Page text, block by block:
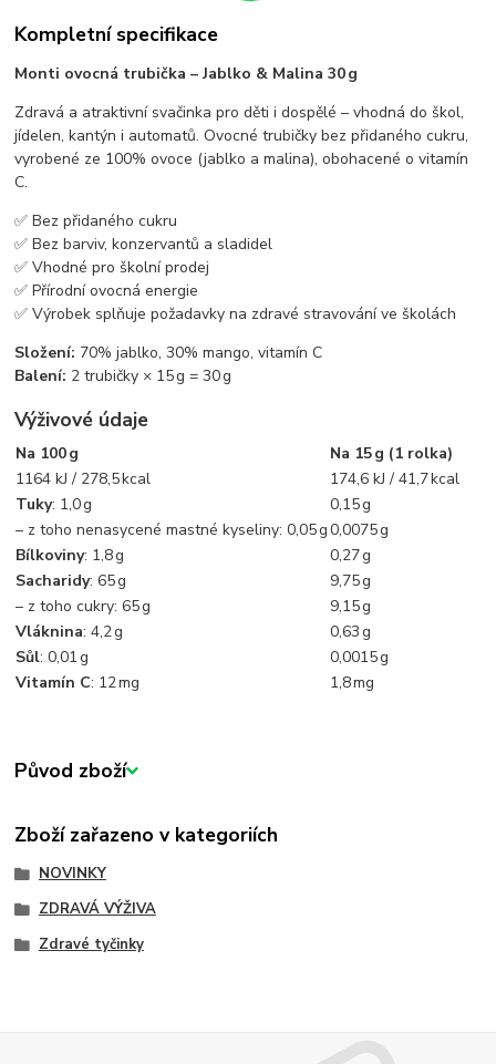
Kompletní specifikace
Monti ovocná trubička – Jablko & Malina 30 g
Zdravá a atraktivní svačinka pro děti i dospělé – vhodná do škol,
jídelen, kantýn i automatů. Ovocné trubičky bez přidaného cukru,
vyrobené ze 100% ovoce (jablko a malina), obohacené o vitamín
C.
✅ Bez přidaného cukru
✅ Bez barviv, konzervantů a sladidel
✅ Vhodné pro školní prodej
✅ Přírodní ovocná energie
✅ Výrobek splňuje požadavky na zdravé stravování ve školách
Složení: 70% jablko, 30% mango, vitamín C
Balení: 2 trubičky × 15 g = 30 g
Výživové údaje
Na 100 g
Na 15 g (1 rolka)
1164 kJ / 278,5 kcal
174,6 kJ / 41,7 kcal
Tuky: 1,0 g
0,15 g
– z toho nenasycené mastné kyseliny: 0,05 g0,0075 g
Bílkoviny: 1,8 g
0,27 g
Sacharidy: 65 g
9,75 g
– z toho cukry: 65 g
9,15 g
Vláknina: 4,2 g
0,63 g
Sůl: 0,01 g
0,0015 g
Vitamín C: 12 mg 1,8 mg
Původ zboží
Zboží zařazeno v kategoriích
NOVINKY
ZDRAVÁ VÝŽIVA
Zdravé tyčinky